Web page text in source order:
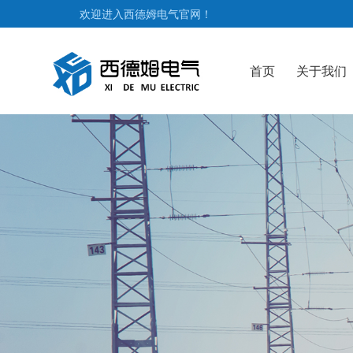
欢迎进入西德姆电气官网！
首页 关于我们